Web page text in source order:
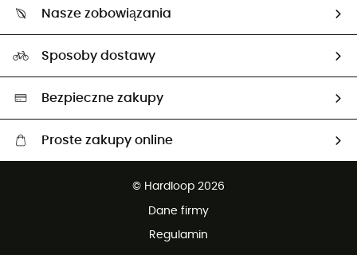
Zwrot artykułów i zwrot środków
Ambasadorzy
Nasze zobowiązania
Neutralność węglowa
Wybrane produkty eko
Sposoby dostawy
Bezpieczne zakupy
Proste zakupy online
100 dni na bezpłatny zwrot
© Hardloop 2026
Dane firmy
Regulamin